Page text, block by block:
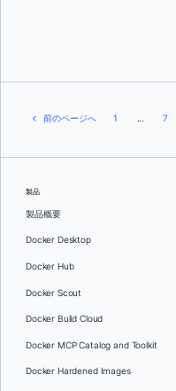
前のページへ 1 ... 7
製品
製品概要
Docker Desktop
Docker Hub
Docker Scout
Docker Build Cloud
Docker MCP Catalog and Toolkit
Docker Hardened Images